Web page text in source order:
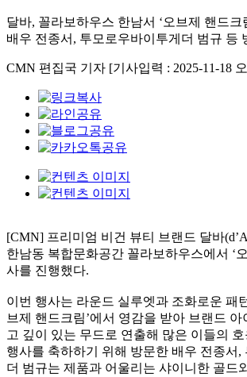
달바, 꼴라보하우스 한남서 ‘오브제 핸드크
배우 전종서, 투모로우바이투게더 범규 등
CMN 편집국 기자 [기사입력 : 2025-11-18
[CMN] 프리미엄 비건 뷰티 브랜드 달바
한남동 복합문화공간 꼴라보하우스에서 ‘
사를 진행했다.
이번 행사는 라운드 실루엣과 조화로운 패
브제 핸드크림’에서 영감을 받아 브랜드 아
고 깊이 있는 무드로 연출해 많은 이들의 호
행사를 축하하기 위해 방문한 배우 전종서,
더 범규는 제품과 어울리는 샤이니한 골드